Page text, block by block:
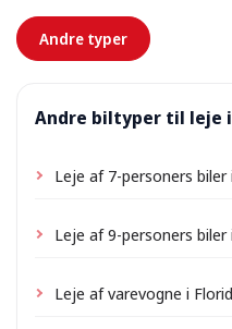
forhånd.
Andre typer
Andre biltyper til leje
Leje af 7-personers biler
Leje af 9-personers biler
Leje af varevogne i